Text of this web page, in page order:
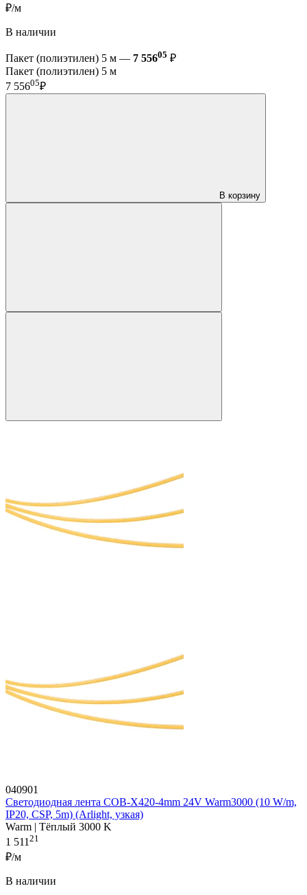
₽/м
В наличии
Пакет (полиэтилен) 5 м — 7 55605 ₽
Пакет (полиэтилен) 5 м
7 55605₽
В корзину
040901
Светодиодная лента COB-X420-4mm 24V Warm3000 (10 W/m,
IP20, CSP, 5m) (Arlight, узкая)
Warm | Тёплый 3000 K
1 51121
₽/м
В наличии